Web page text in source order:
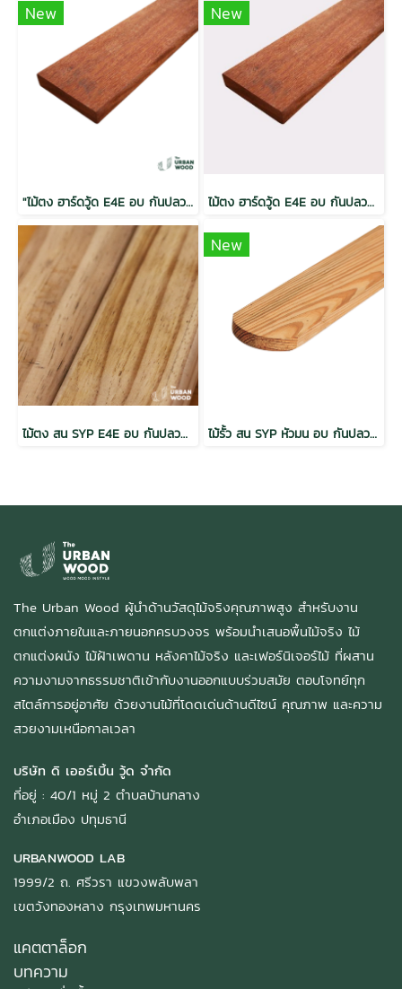
New
"ไม้ตง ฮาร์ดวู้ด E4E อบ กันปลวก H5 เกรดเนเชอรัล 1.5x3x2.5 (30mm.x65mm.)"
New
ไม้ตง ฮาร์ดวู้ด E4E อบ กันปลวก H5 เกรดเนเชอรัล 1.5x3x2.5 (30mm.x65mm.)
ไม้ตง สน SYP E4E อบ กันปลวก H4 เกรดเนเชอรัล 1.5x3x2.44 (30mm.x65mm.)
New
ไม้รั้ว สน SYP หัวมน อบ กันปลวก เกรดพรีเมี่ยม
The Urban Wood ผู้นำด้านวัสดุไม้จริงคุณภาพสูง สำหรับงาน
ตกแต่งภายในและภายนอกครบวงจร พร้อมนำเสนอพื้นไม้จริง ไม้
ตกแต่งผนัง ไม้ฝ้าเพดาน หลังคาไม้จริง และเฟอร์นิเจอร์ไม้ ที่ผสาน
ความงามจากธรรมชาติเข้ากับงานออกแบบร่วมสมัย ตอบโจทย์ทุก
สไตล์การอยู่อาศัย ด้วยงานไม้ที่โดดเด่นด้านดีไซน์ คุณภาพ และความ
สวยงามเหนือกาลเวลา
บริษัท ดิ เออร์เบิ้น วู้ด จำกัด
ที่อยู่ : 40/1 หมู่ 2 ตำบลบ้านกลาง
อำเภอเมือง ปทุมธานี
URBANWOOD LAB
1999/2 ถ. ศรีวรา แขวงพลับพลา
เขตวังทองหลาง กรุงเทพมหานคร
แคตตาล็อก
บทความ